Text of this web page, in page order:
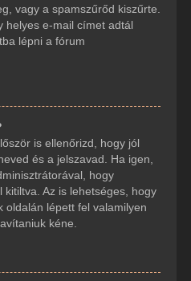
vagy a spamszűrőd kiszűrte.
helyes e-mail címet adtál
lépni a fórum
is ellenőrizd, hogy jól
és a jelszavad. Ha igen,
hogy
Az is lehetséges, hogy
oldalán lépett fel valamilyen
kéne.